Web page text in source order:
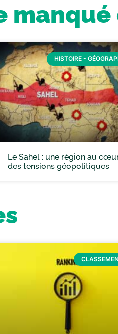
HISTOIRE -
Le Sahel : une région au
des tensions géopolitiques